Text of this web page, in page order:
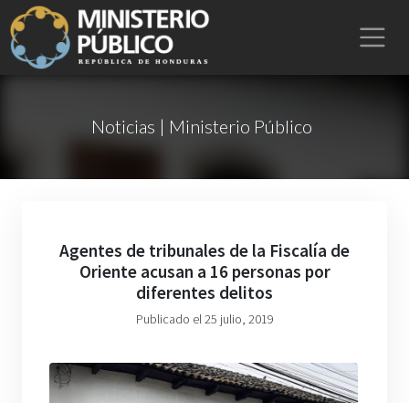
Noticias | Ministerio Público
Agentes de tribunales de la Fiscalía de
Oriente acusan a 16 personas por
diferentes delitos
Publicado el 25 julio, 2019